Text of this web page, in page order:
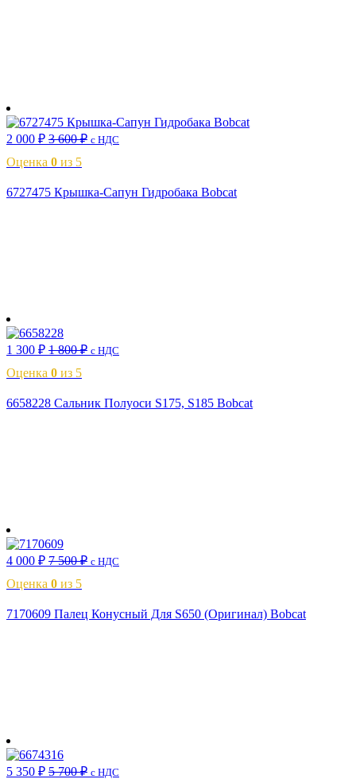
2 000 ₽ 3 600₽ с НДС
Оценка 0 из 5
6727475 Крышка-Сапун Гидробака Bobcat
1 300 ₽ 1 800₽ с НДС
Оценка 0 из 5
6658228 Сальник Полуоси S175, S185 Bobcat
4 000 ₽ 7 500₽ с НДС
Оценка 0 из 5
7170609 Палец Конусный Для S650 (Оригинал) Bobcat
5 350 ₽ 5 700₽ с НДС